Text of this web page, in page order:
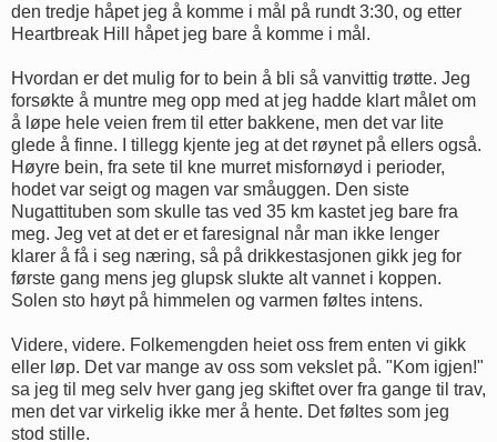
den tredje håpet jeg å komme i mål på rundt 3:30, og etter
Heartbreak Hill håpet jeg bare å komme i mål.
Hvordan er det mulig for to bein å bli så vanvittig trøtte. Jeg
forsøkte å muntre meg opp med at jeg hadde klart målet om
å løpe hele veien frem til etter bakkene, men det var lite
glede å finne. I tillegg kjente jeg at det røynet på ellers også.
Høyre bein, fra sete til kne murret misfornøyd i perioder,
hodet var seigt og magen var småuggen. Den siste
Nugattituben som skulle tas ved 35 km kastet jeg bare fra
meg. Jeg vet at det er et faresignal når man ikke lenger
klarer å få i seg næring, så på drikkestasjonen gikk jeg for
første gang mens jeg glupsk slukte alt vannet i koppen.
Solen sto høyt på himmelen og varmen føltes intens.
Videre, videre. Folkemengden heiet oss frem enten vi gikk
eller løp. Det var mange av oss som vekslet på. "Kom igjen!"
sa jeg til meg selv hver gang jeg skiftet over fra gange til trav,
men det var virkelig ikke mer å hente. Det føltes som jeg
stod stille.